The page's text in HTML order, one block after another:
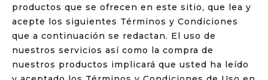
productos que se ofrecen en este sitio, que lea y
acepte los siguientes Términos y Condiciones
que a continuación se redactan. El uso de
nuestros servicios así como la compra de
nuestros productos implicará que usted ha leído